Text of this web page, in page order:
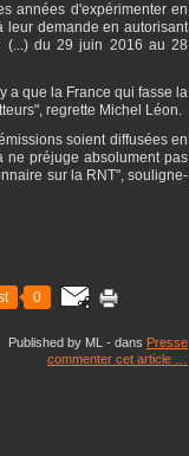
années d'expérimenter en
leur demande en autorisant
(...) du 29 juin 2016 au 28
a que la France qui fasse la
regrette Michel Léon.
soient diffusées en
ne préjuge absolument pas
sur la RNT", souligne-
0
Published by ML - dans Presse
commenter cet article